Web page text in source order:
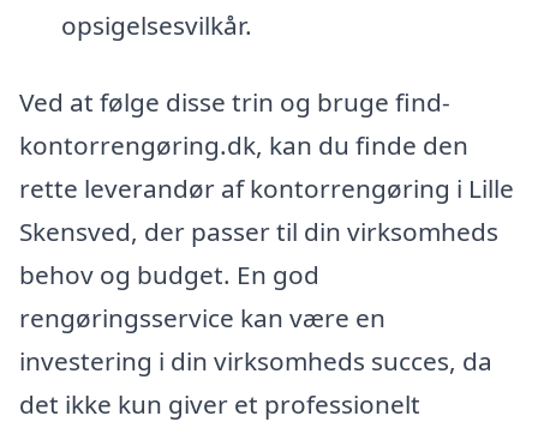
opsigelsesvilkår.
Ved at følge disse trin og bruge find-
kontorrengøring.dk, kan du finde den
rette leverandør af kontorrengøring i Lille
Skensved, der passer til din virksomheds
behov og budget. En god
rengøringsservice kan være en
investering i din virksomheds succes, da
det ikke kun giver et professionelt